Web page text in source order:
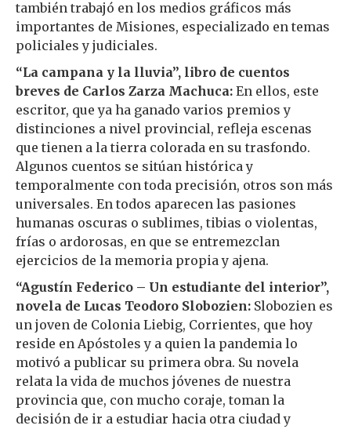
también trabajó en los medios gráficos más
importantes de Misiones, especializado en temas
policiales y judiciales.
“La campana y la lluvia”, libro de cuentos
breves de Carlos Zarza Machuca: En ellos, este
escritor, que ya ha ganado varios premios y
distinciones a nivel provincial, refleja escenas
que tienen a la tierra colorada en su trasfondo.
Algunos cuentos se sitúan histórica y
temporalmente con toda precisión, otros son más
universales. En todos aparecen las pasiones
humanas oscuras o sublimes, tibias o violentas,
frías o ardorosas, en que se entremezclan
ejercicios de la memoria propia y ajena.
“Agustín Federico – Un estudiante del interior”,
novela de Lucas Teodoro Slobozien: Slobozien es
un joven de Colonia Liebig, Corrientes, que hoy
reside en Apóstoles y a quien la pandemia lo
motivó a publicar su primera obra. Su novela
relata la vida de muchos jóvenes de nuestra
provincia que, con mucho coraje, toman la
decisión de ir a estudiar hacia otra ciudad y